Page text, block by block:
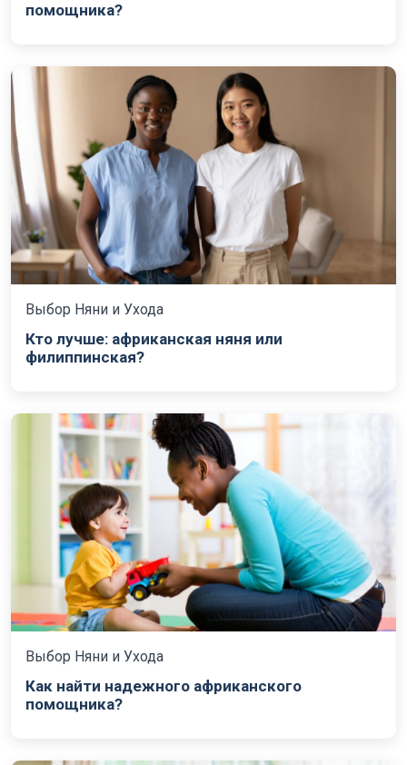
помощника?
Выбор Няни и Ухода
Кто лучше: африканская няня или
филиппинская?
Выбор Няни и Ухода
Как найти надежного африканского
помощника?